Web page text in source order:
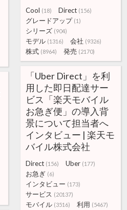
Cool (18) Direct (156)
グレードアップ (1)
シリーズ (904)
モデル (1316) 会社 (9326)
株式 (8964) 発売 (2170)
「Uber Direct」を利
用した即日配達サー
ビス「楽天モバイル
お急ぎ便」の導入背
景について担当者へ
インタビュー | 楽天モ
バイル株式会社
Direct (156) Uber (177)
お急ぎ (6)
インタビュー (173)
サービス (20137)
モバイル (3516) 利用 (5467)